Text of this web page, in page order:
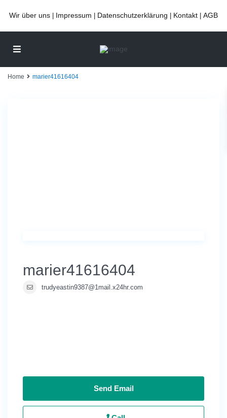
Wir über uns Impressum Datenschutzerklärung Kontakt AGB
Home marier41616404
marier41616404
trudyeastin9387@1mail.x24hr.com
Send Email